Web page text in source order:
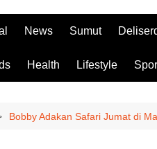
News Sumut
Health Lifestyle
Bobby Adakan Safari Jumat di